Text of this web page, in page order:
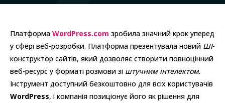
Платформа WordPress.com зробила значний крок уперед
у сфері веб-розробки. Платформа презентувала новий ШІ-
конструктор сайтів, який дозволяє створити повноцінний
веб-ресурс у форматі розмови зі штучним інтелектом.
Інструмент доступний безкоштовно для всіх користувачів
WordPress, і компанія позиціонує його як рішення для